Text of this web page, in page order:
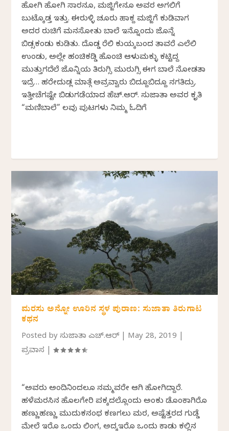
ಹೋಗಿ ಹೋಗಿ ಸಾರನೂ, ಮಜ್ಜಿಗೇನೂ ಅವರ ಅಗಲಿಗೆ
ಬುಟ್ಕೊಡ್ತ ಇತ್ತು. ಈರುಳ್ಳಿ ಚೂರು ಹಾಕ್ದ ಮಜ್ಜಿಗೆ ಕುಡಿವಾಗ
ಅದರ ರುಚಿಗೆ ಮನಸೋತು ಬಾಲೆ ಇನ್ನೊಂದು ಜೊನ್ನೆ
ಬಿಡ್ಸಕಂಡು ಕುಡಿತು. ದೊಡ್ಡ ಕೆರೆಲಿ ಕುಯ್ಕಬಂದ ತಾವರೆ ಎಲೆಲಿ
ಉಂಡು, ಅಲ್ಲೇ ಹಂಚಿಕಡ್ಡಿ ಹೊಂಚಿ ಆಳುಮಕ್ಳು ಕಟ್ಟಿದ್ದ
ಮುತ್ತುಗದೆಲೆ ಜೊನ್ನಿಯ ತಿರುಗ್ಸಿ ಮುರುಗ್ಸಿ ಈಗ ಬಾಲೆ ನೋಡತಾ
ಇದ್ರೆ… ಹರೇದುಡ್ಲ ಮಾತ್ಗೆ ಅವ್ರವ್ವಾರು ಬಿದ್ದೂಬಿದ್ದೂ ನಗತಿದ್ರು.
ಇತ್ತೀಚೆಗಷ್ಟೇ ಬಿಡುಗಡೆಯಾದ ಹೆಚ್.ಆರ್. ಸುಜಾತಾ ಅವರ ಕೃತಿ
“ಮಣಿಬಾಲೆ” ಕೆಲವು ಪುಟಗಳು ನಿಮ್ಮ ಓದಿಗೆ
ಮರಸು ಅನ್ನೋ ಊರಿನ ಸ್ಥಳ ಪುರಾಣ: ಸುಜಾತಾ ತಿರುಗಾಟ
ಕಥನ
Posted byಸುಜಾತಾ ಎಚ್.ಆರ್ May 28, 2019
ಪ್ರವಾಸ |
“ಅವರು ಅಂದಿನಿಂದಲೂ ನಮ್ಮವರೇ ಆಗಿ ಹೋಗಿದ್ದಾರೆ.
ಹಳೆಮರಸಿನ ಹೊಲಗೇರಿ ಪಕ್ಕದಲ್ಲೊಂದು ಅಂಕು ಡೊಂಕಾಗಿರೊ
ಹಣ್ಣುಹಣ್ಣು ಮುದುಕನಂಥ ಕಣಗಲು ಮರ, ಅಷ್ಟೆತ್ತರದ ಗುಡ್ಡೆ
ಮೇಲೆ ಇರೊ ಒಂದು ಲಿಂಗ, ಅದಕ್ಕೆಇರೊ ಒಂದು ಕಾಡು ಕಲ್ಲಿನ